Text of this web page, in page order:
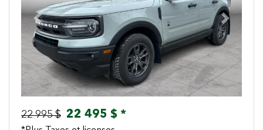
Previous Next
22 995 $ 22 495 $ *